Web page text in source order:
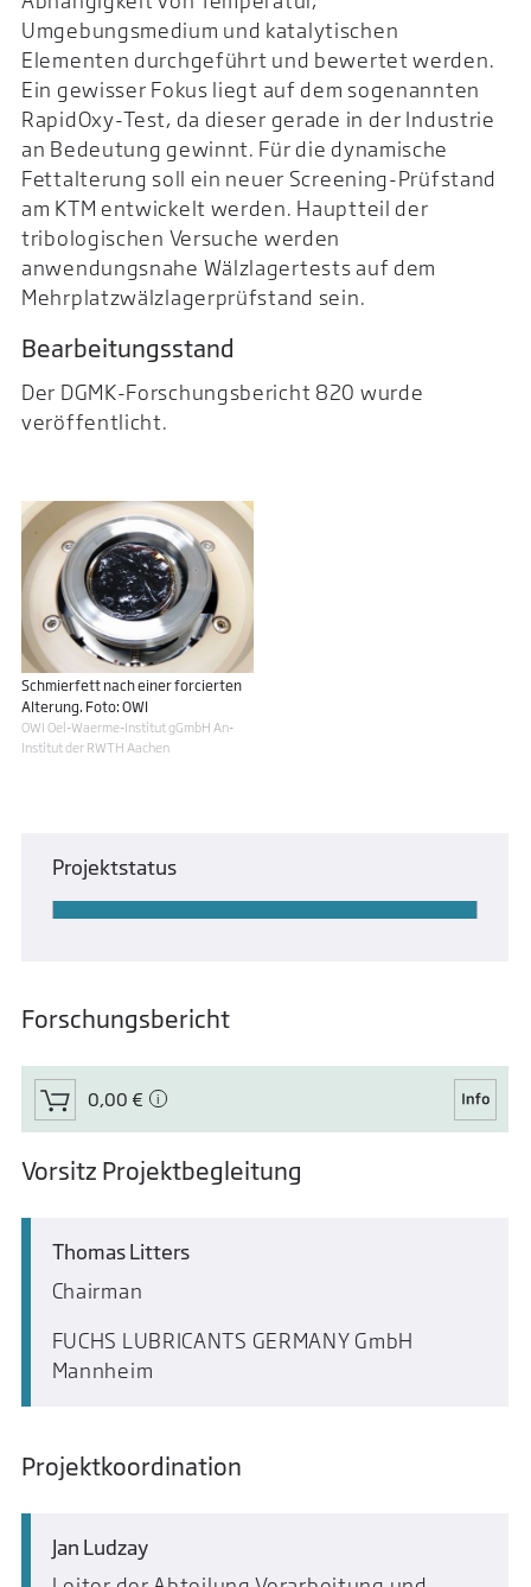
Umgebungsmedium und katalytischen
Elementen durchgeführt und bewertet werden.
Ein gewisser Fokus liegt auf dem sogenann­ten
RapidOxy-Test, da dieser gerade in der Industrie
an Bedeutung gewinnt. Für die dynami­sche
Fettalterung soll ein neuer Screening-Prüfstand
am KTM entwickelt werden. Hauptteil der
tribologi­schen Versuche werden
anwendungsnahe Wälzlagertests auf dem
Mehrplatzwälzlagerprüfstand sein.
Bearbeitungsstand
Der DGMK-Forschungsbericht 820 wurde
veröffentlicht.
Schmierfett nach einer forcierten
Alterung. Foto: OWI
OWI Oel-Waerme-Institut gGmbH An-
Institut der RWTH Aachen
Projektstatus
Forschungsbericht
0,00 €
Vorsitz Projektbegleitung
Thomas Litters
Chairman
FUCHS LUBRICANTS GERMANY GmbH
Mannheim
Projektkoordination
Jan Ludzay